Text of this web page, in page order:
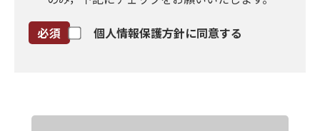
個人情報保護方針に同意する